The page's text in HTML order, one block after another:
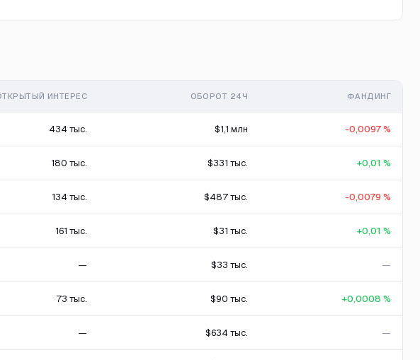
ИНТЕРЕС ОБОРОТ 24Ч ФАНДИНГ
434 тыс. $1,1 млн -0,0097 %
180 тыс. $331 тыс. +0,01 %
134 тыс. $487 тыс. -0,0079 %
161 тыс. $31 тыс. +0,01 %
— $33 тыс. —
73 тыс. $90 тыс. +0,0008 %
— $634 тыс. —